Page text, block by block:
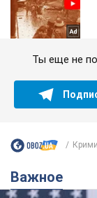
Ты еще не
Важное